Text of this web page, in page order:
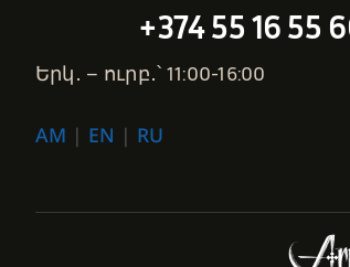
+374 55 16 55
Երկ․ – ուրբ․՝ 11:00-16:00
AM | EN | RU